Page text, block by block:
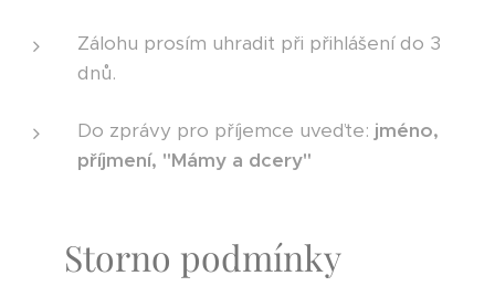
Zálohu prosím uhradit při přihlášení do 3
dnů.
Do zprávy pro příjemce uveďte: jméno,
příjmení, "Mámy a dcery"
❌ Storno podmínky